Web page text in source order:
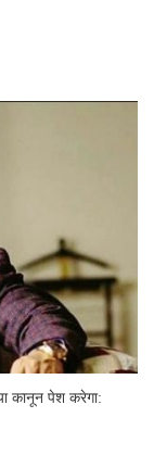
कानून पेश करेगा: